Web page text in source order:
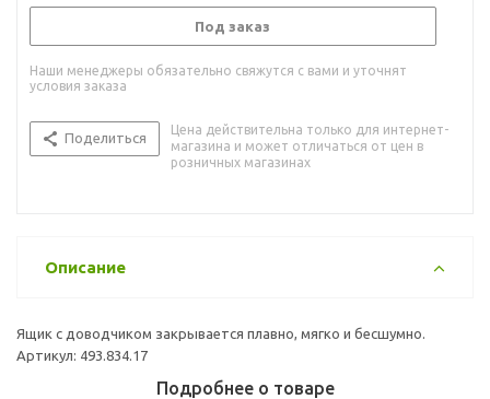
Под заказ
Наши менеджеры обязательно свяжутся с вами и уточнят
условия заказа
Поделиться
Цена действительна только для интернет-
магазина и может отличаться от цен в
розничных магазинах
Описание
Ящик с доводчиком закрывается плавно, мягко и бесшумно.
Артикул: 493.834.17
Подробнее о товаре